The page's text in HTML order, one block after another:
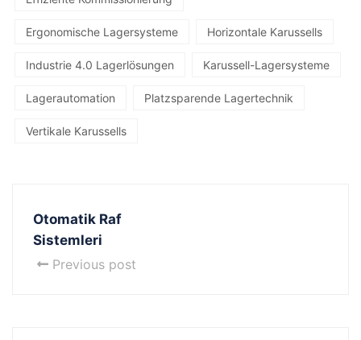
Ergonomische Lagersysteme Horizontale Karussells
Industrie 4.0 Lagerlösungen Karussell-Lagersysteme
Lagerautomation Platzsparende Lagertechnik
Vertikale Karussells
Otomatik Raf
Sistemleri
Previous post